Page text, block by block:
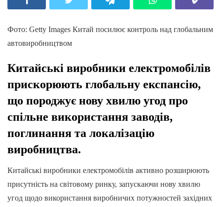
Фото: Getty Images Китай посилює контроль над глобальним
автовиробництвом
Китайські виробники електромобілів
прискорюють глобальну експансію,
що породжує нову хвилю угод про
спільне використання заводів,
поглинання та локалізацію
виробництва.
Китайські виробники електромобілів активно розширюють
присутність на світовому ринку, запускаючи нову хвилю
угод щодо використання виробничих потужностей західних